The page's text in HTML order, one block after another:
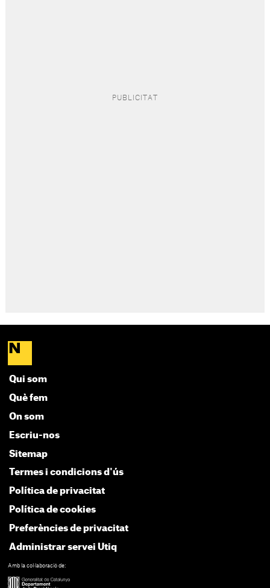
Qui som
Què fem
On som
Escriu-nos
Sitemap
Termes i condicions d'ús
Política de privacitat
Política de cookies
Preferències de privacitat
Administrar servei Utiq
Amb la col·laboració de: